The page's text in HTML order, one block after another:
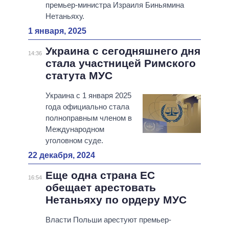
премьер-министра Израиля Биньямина
Нетаньяху.
1 января, 2025
14:36 Украина с сегодняшнего дня
стала участницей Римского
статута МУС
Украина с 1 января 2025
года официально стала
полноправным членом в
Международном
уголовном суде.
22 декабря, 2024
16:54
Еще одна страна ЕС
обещает арестовать
Нетаньяху по ордеру МУС
Власти Польши арестуют премьер-